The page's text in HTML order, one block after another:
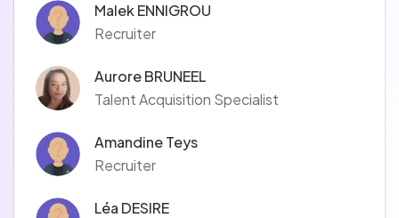
Malek ENNIGROU
Recruiter
Aurore BRUNEEL
Talent Acquisition Specialist
Amandine Teys
Recruiter
Léa DESIRE